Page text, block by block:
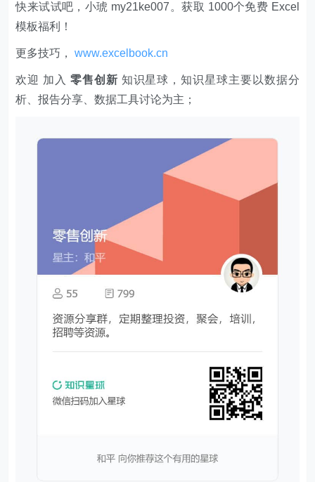
快来试试吧，小琥 my21ke007。获取 1000个免费 Excel
模板福利​​​​！
更多技巧，www.excelbook.cn
欢迎 加入 零售创新 知识星球，知识星球主要以数据分
析、报告分享、数据工具讨论为主；